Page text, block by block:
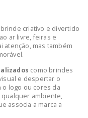
criativo e divertido
ar livre, feiras e
atenção, mas também
como brindes
e despertar o
logo ou cores da
ambiente,
associa a marca a